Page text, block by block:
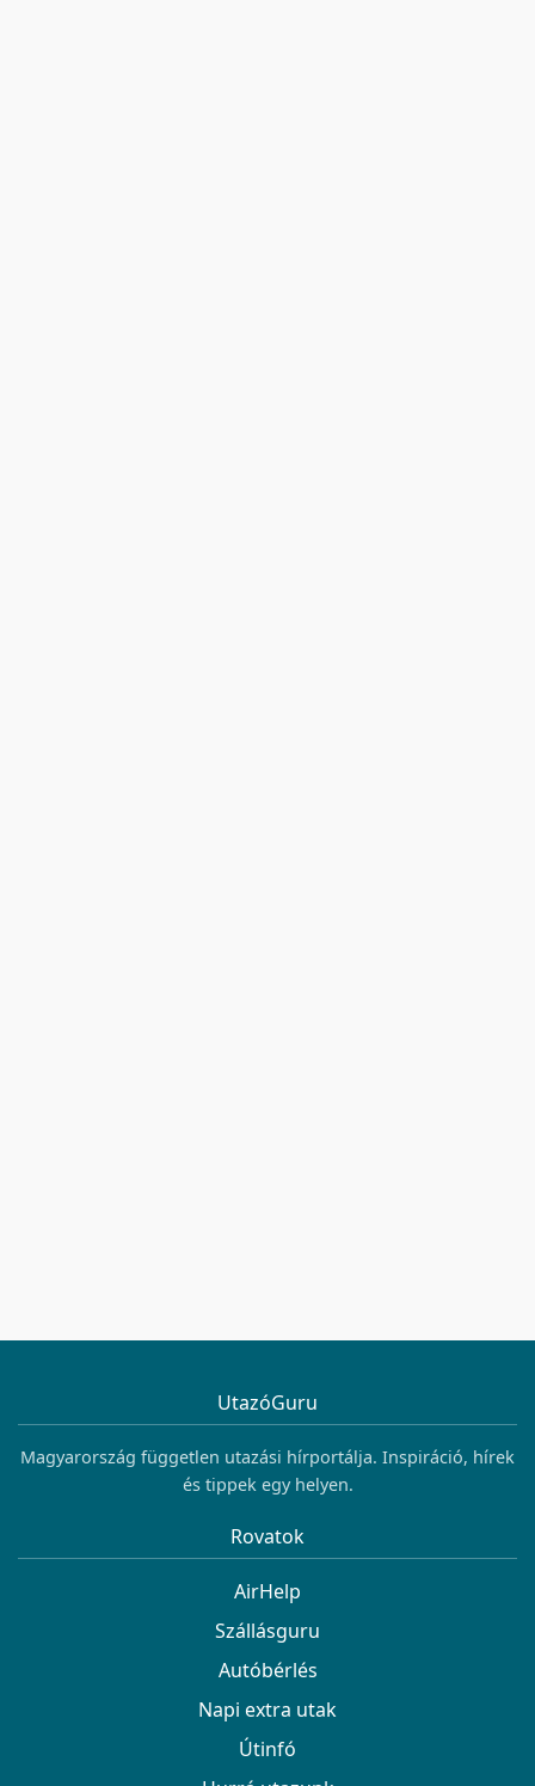
UtazóGuru
Magyarország független utazási hírportálja. Inspiráció, hírek
és tippek egy helyen.
Rovatok
AirHelp
Szállásguru
Autóbérlés
Napi extra utak
Útinfó